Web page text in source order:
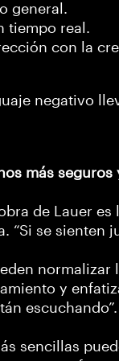
general.
tiempo real.
con la
negativo
más seguros
de Lauer
“Si se sienten
y
escuchando”.
sencillas